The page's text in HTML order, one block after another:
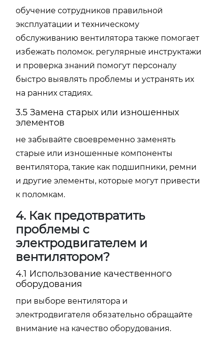
обучение сотрудников правильной
эксплуатации и техническому
обслуживанию вентилятора также помогает
избежать поломок. регулярные инструктажи
и проверка знаний помогут персоналу
быстро выявлять проблемы и устранять их
на ранних стадиях.
3.5 Замена старых или изношенных
элементов
не забывайте своевременно заменять
старые или изношенные компоненты
вентилятора, такие как подшипники, ремни
и другие элементы, которые могут привести
к поломкам.
4. Как предотвратить
проблемы с
электродвигателем и
вентилятором?
4.1 Использование качественного
оборудования
при выборе вентилятора и
электродвигателя обязательно обращайте
внимание на качество оборудования.